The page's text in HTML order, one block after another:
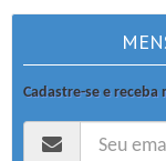
Cadastre-se e receba